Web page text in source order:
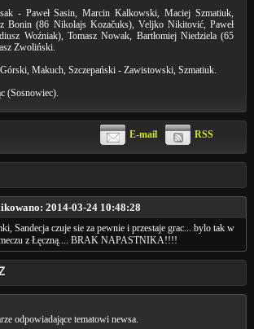
- Paweł Sasin, Marcin Kalkowski, Maciej Szmatiuk,
Bonin (86 Nikolajs Kozačuks), Veljko Nikitović, Paweł
Woźniak), Tomasz Nowak, Bartłomiej Niedziela (65
Zwoliński.
Makuch, Szczepański - Zawistowski, Szmatiuk.
(Sosnowiec).
E-mail RSS
2014-03-24 10:48:28
Sandecja czuje sie za pewnie i przestaje grac... bylo tak w
z Łęczną.... BRAK NAPASTNIKA!!!!
odpowiadające tematowi newsa.